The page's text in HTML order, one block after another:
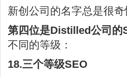
新创公司的名字总是很
第四位是Distilled公司
不同的等级：
18.三个等级SEO